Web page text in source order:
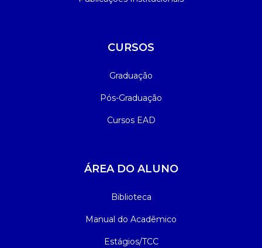
CURSOS
Graduação
Pós-Graduação
Cursos EAD
ÁREA DO ALUNO
Biblioteca
Manual do Acadêmico
Estágios/TCC